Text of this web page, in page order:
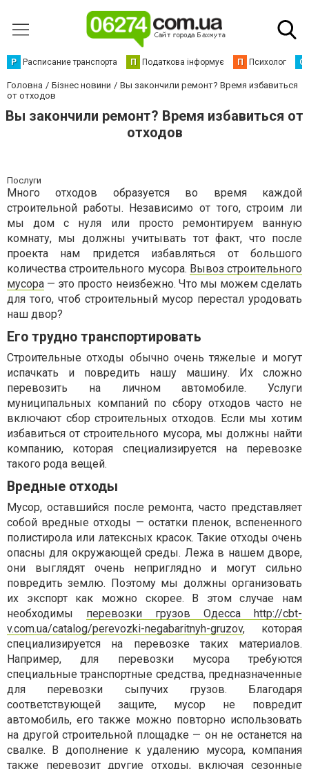
Р Расписание транспорта П Податкова інформує П Психолог С
Головна Бізнес новини
Вы закончили ремонт? Время избавиться
от отходов
Вы закончили ремонт? Время избавиться от
отходов
Послуги
Много отходов образуется во время каждой
строительной работы. Независимо от того, строим ли
мы дом с нуля или просто ремонтируем ванную
комнату, мы должны учитывать тот факт, что после
проекта нам придется избавляться от большого
количества строительного мусора. Вывоз строительного
мусора — это просто неизбежно. Что мы можем сделать
для того, чтоб строительный мусор перестал уродовать
наш двор?
Его трудно транспортировать
Строительные отходы обычно очень тяжелые и могут
испачкать и повредить нашу машину. Их сложно
перевозить на личном автомобиле. Услуги
муниципальных компаний по сбору отходов часто не
включают сбор строительных отходов. Если мы хотим
избавиться от строительного мусора, мы должны найти
компанию, которая специализируется на перевозке
такого рода вещей.
Вредные отходы
Мусор, оставшийся после ремонта, часто представляет
собой вредные отходы — остатки пленок, вспененного
полистирола или латексных красок. Такие отходы очень
опасны для окружающей среды. Лежа в нашем дворе,
они выглядят очень неприглядно и могут сильно
повредить землю. Поэтому мы должны организовать
их экспорт как можно скорее. В этом случае нам
необходимы перевозки грузов Одесса http://cbt-
v.com.ua/catalog/perevozki-negabaritnyh-gruzov, которая
специализируется на перевозке таких материалов.
Например, для перевозки мусора требуются
специальные транспортные средства, предназначенные
для перевозки сыпучих грузов. Благодаря
соответствующей защите, мусор не повредит
автомобиль, его также можно повторно использовать
на другой строительной площадке — он не останется на
свалке. В дополнение к удалению мусора, компания
также перевозит другие отходы, включая сезонные